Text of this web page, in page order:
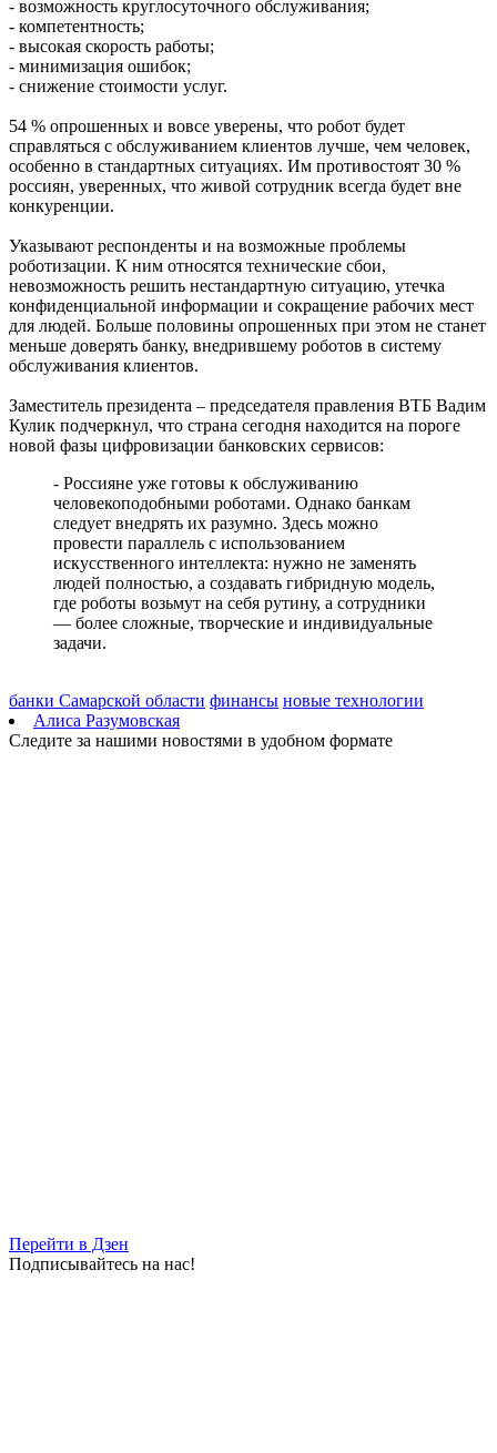
спортивные и талантливые люди"
08.08.2026 | 19:11
8 августа самарские "Крылья Советов" на домашнем стадионе
уступили "Балтике"
08.08.2026 | 18:41
Вячеслав Федорищев: "У нас очень сильная федерация
прыжков на батуте"
08.08.2026 | 17:57
Самарцев приглашают на бесплатные тренировки 9 августа
08.08.2026 | 17:38
8 августа в Самаре косят траву на 20-ти улицах
08.08.2026 | 17:08
Школы Самарской области перейдут на обновленную
программу с 1 сентября
08.08.2026 | 16:39
В Самарской области 8 августа объявили штормовое
предупреждение
08.08.2026 | 16:30
Вячеслав Федорищев вручил награды спортсменам, тренерам
и ветеранам
08.08.2026 | 15:59
Где в Самаре отключат холодную воду с 10 по 12 августа:
список адресов
08.08.2026 | 15:44
Ливень с грозой и жара до 35 °C ожидаются в Самарской
области 9 августа
08.08.2026 | 15:18
Самарцев приглашают на бесплатные показы советского кино
8 и 9 августа
08.08.2026 | 14:52
Вячеслав Федорищев награжден почетной грамотой
Минобороны России
08.08.2026 | 14:23
08.08.2026 | 14:13
Самарцам покажут фильм о жизни и трагической гибели
Ивана Блока
- возможность круглосуточного обслуживания;
- компетентность;
- высокая скорость работы;
- минимизация ошибок;
- снижение стоимости услуг.
54 % опрошенных и вовсе уверены, что робот будет
справляться с обслуживанием клиентов лучше, чем человек,
особенно в стандартных ситуациях. Им противостоят 30 %
россиян, уверенных, что живой сотрудник всегда будет вне
конкуренции.
Указывают респонденты и на возможные проблемы
роботизации. К ним относятся технические сбои,
невозможность решить нестандартную ситуацию, утечка
конфиденциальной информации и сокращение рабочих мест
для людей. Больше половины опрошенных при этом не станет
меньше доверять банку, внедрившему роботов в систему
обслуживания клиентов.
Заместитель президента – председателя правления ВТБ Вадим
Кулик подчеркнул, что страна сегодня находится на пороге
новой фазы цифровизации банковских сервисов:
- Россияне уже готовы к обслуживанию
человекоподобными роботами. Однако банкам
следует внедрять их разумно. Здесь можно
провести параллель с использованием
искусственного интеллекта: нужно не заменять
людей полностью, а создавать гибридную модель,
где роботы возьмут на себя рутину, а сотрудники
— более сложные, творческие и индивидуальные
задачи.
банки Самарской области финансы новые технологии
Алиса Разумовская
Следите за нашими новостями в удобном формате
Перейти в Дзен
Подписывайтесь на нас!